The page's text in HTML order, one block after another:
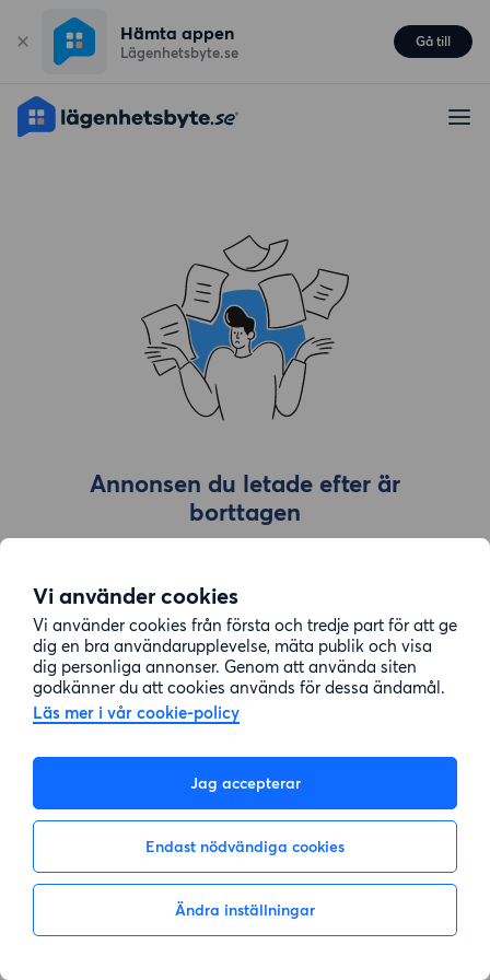
Vi använder cookies
Vi använder cookies från första och tredje part för att ge
dig en bra användarupplevelse, mäta publik och visa
dig personliga annonser. Genom att använda siten
godkänner du att cookies används för dessa ändamål.
Läs mer i vår cookie-policy
Jag accepterar
Endast nödvändiga cookies
Ändra inställningar
Hämta appen
Lägenhetsbyte.se
Gå till
Annonsen du letade efter är
borttagen
Gå till sök